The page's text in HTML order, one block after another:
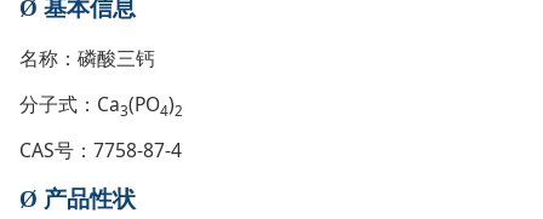
Ø 基本信息
名称：磷酸三钙
分子式：Ca3(PO4)2
CAS号：7758-87-4
Ø 产品性状